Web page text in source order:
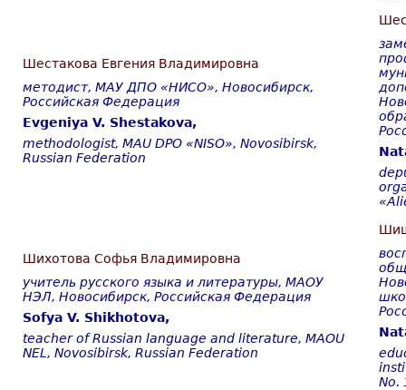
Шестакова Евгения Владимировна
методист, МАУ ДПО «НИСО», Новосибирск,
Российская Федерация
Evgeniya V. Shestakova,
methodologist, MAU DPO «NISO», Novosibirsk,
Russian Federation
Шихотова Софья Владимировна
учитель русского языка и литературы, МАОУ
НЭЛ, Новосибирск, Российская Федерация
Sofya V. Shikhotova,
teacher of Russian language and literature, MAOU
NEL, Novosibirsk, Russian Federation
No.